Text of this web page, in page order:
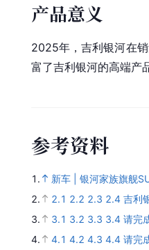
产品意义
2025年，吉利银河在
富了吉利银河的高端产
参考资料
1.
新车 | 银河家族旗舰
2.
2.1 2.2 2.3 2.4 吉利
3.
3.1 3.2 3.3 3.4 请完
4.
4.1 4.2 4.3 4.4 请完